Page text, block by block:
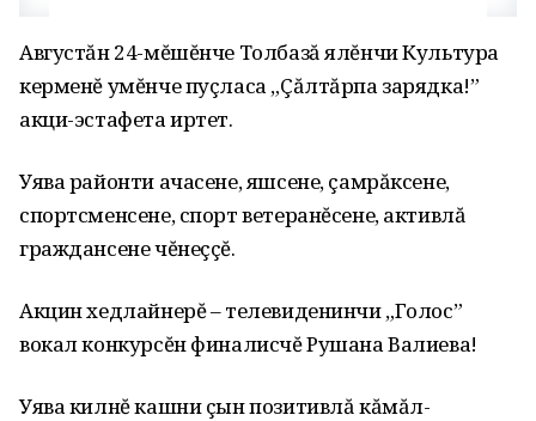
Августăн 24-мĕшĕнче Толбазă ялĕнчи Культура
керменĕ умĕнче пуçласа „Çăлтăрпа зарядка!”
акци-эстафета иртет.
Уява районти ачасене, яшсене, çамрăксене,
спортсменсене, спорт ветеранĕсене, активлă
граждансене чĕнеççĕ.
Акцин хедлайнерĕ – телевиденинчи „Голос”
вокал конкурсĕн финалисчĕ Рушана Валиева!
Уява килнĕ кашни çын позитивлă кăмăл-